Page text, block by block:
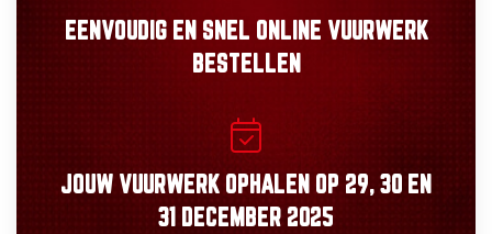
EENVOUDIGEN SNEL ONLINE VUURWERK
BESTELLEN
JOUW VUURWERK OPHALEN OP 29, 30 EN
31 DECEMBER 2025